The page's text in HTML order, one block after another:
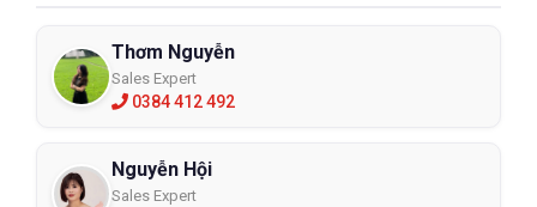
Thơm Nguyễn
Sales Expert
0384 412 492
Nguyễn Hội
Sales Expert